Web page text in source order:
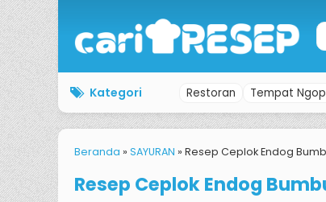
Kategori Restoran Tempat
Beranda » SAYURAN » Resep Ceplok Endog
Resep Ceplok Endog